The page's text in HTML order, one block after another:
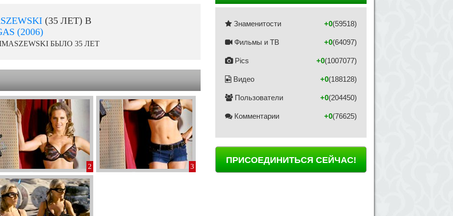
(35 ЛЕТ) В
(2006)
БЫЛО 35 ЛЕТ
2 3
Знаменитости (59518)
+0
Фильмы и ТВ (64097)
+0
Pics (1007077)
+0
Видео (188128)
+0
Пользователи (204450)
+0
Комментарии (76625)
+0
ПРИСОЕДИНИТЬСЯ СЕЙЧАС!